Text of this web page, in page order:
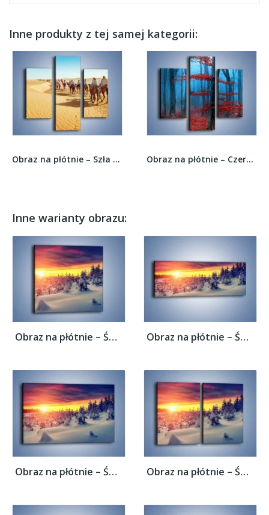
Inne produkty z tej samej kategorii:
Obraz na płótnie – Szła karawana przez pustynię... Obraz na płótnie – Czerwień w lesie –...
Inne warianty obrazu:
Obraz na płótnie – Świat zatopiony w... Obraz na płótnie – Świat zatopiony w...
Obraz na płótnie – Świat zatopiony w... Obraz na płótnie – Świat zatopiony w...